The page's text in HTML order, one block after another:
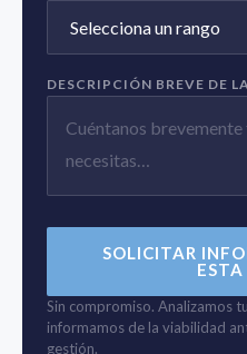
DESCRIPCIÓN BREVE DE
SOLICITAR
Sin compromiso. Analizamos
informamos de la viabilidad
gestión.